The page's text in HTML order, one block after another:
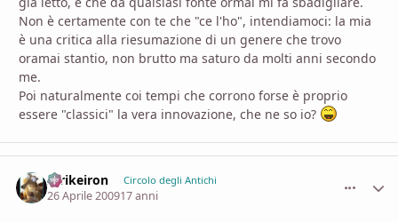
Non è certamente con te che "ce l'ho", intendiamoci: la mia
è una critica alla riesumazione di un genere che trovo
oramai stantio, non brutto ma saturo da molti anni secondo
me.
Poi naturalmente coi tempi che corrono forse è proprio
essere "classici" la vera innovazione, che ne so io?
Strikeiron Circolo degli Antichi
26 Aprile 200917 anni